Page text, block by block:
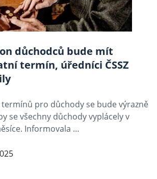
důchodců bude mít
termín, úředníci ČSSZ
pro důchody se bude výrazně
se všechny důchody vyplácely v
Informovala …